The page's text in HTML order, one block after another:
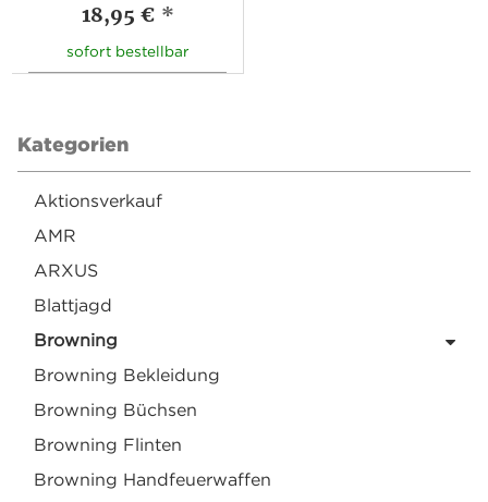
18,95 € *
sofort bestellbar
Kategorien
Aktionsverkauf
AMR
ARXUS
Blattjagd
Browning
Browning Bekleidung
Browning Büchsen
Browning Flinten
Browning Handfeuerwaffen